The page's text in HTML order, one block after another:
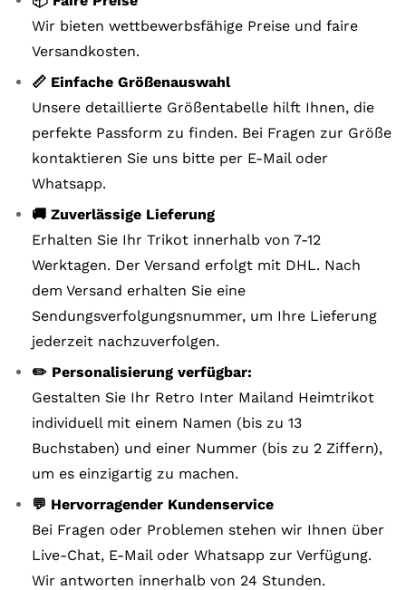
Wir bieten wettbewerbsfähige Preise und faire
Versandkosten.
📏 Einfache Größenauswahl
Unsere detaillierte Größentabelle hilft Ihnen, die
perfekte Passform zu finden. Bei Fragen zur Größe
kontaktieren Sie uns bitte per E-Mail oder
Whatsapp.
🚚 Zuverlässige Lieferung
Erhalten Sie Ihr Trikot innerhalb von 7-12
Werktagen. Der Versand erfolgt mit DHL. Nach
dem Versand erhalten Sie eine
Sendungsverfolgungsnummer, um Ihre Lieferung
jederzeit nachzuverfolgen.
✏️ Personalisierung verfügbar:
Gestalten Sie Ihr Retro Inter Mailand Heimtrikot
individuell mit einem Namen (bis zu 13
Buchstaben) und einer Nummer (bis zu 2 Ziffern),
um es einzigartig zu machen.
💬 Hervorragender Kundenservice
Bei Fragen oder Problemen stehen wir Ihnen über
Live-Chat, E-Mail oder Whatsapp zur Verfügung.
Wir antworten innerhalb von 24 Stunden.